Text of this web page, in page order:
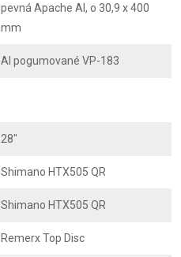
pevná Apache Al, o 30,9 x 400
mm
Al pogumované VP-183
28"
Shimano HTX505 QR
Shimano HTX505 QR
Remerx Top Disc